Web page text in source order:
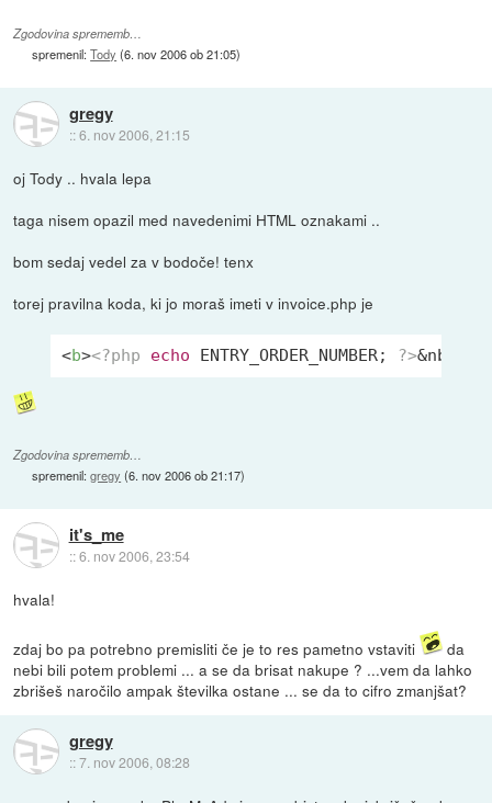
Zgodovina sprememb…
spremenil:Tody (6. nov 2006 ob 21:05)
gregy
::6. nov 2006, 21:15
oj Tody .. hvala lepa
taga nisem opazil med navedenimi HTML oznakami ..
bom sedaj vedel za v bodoče! tenx
torej pravilna koda, ki jo moraš imeti v invoice.php je
<b><?php echo ENTRY_ORDER_NUMBER; ?>&nbsp;
Zgodovina sprememb…
spremenil:gregy (6. nov 2006 ob 21:17)
it's_me
::6. nov 2006, 23:54
hvala!
zdaj bo pa potrebno premisliti če je to res pametno vstaviti
da
nebi bili potem problemi ... a se da brisat nakupe ? ...vem da lahko
zbrišeš naročilo ampak številka ostane ... se da to cifro zmanjšat?
gregy
::7. nov 2006, 08:28